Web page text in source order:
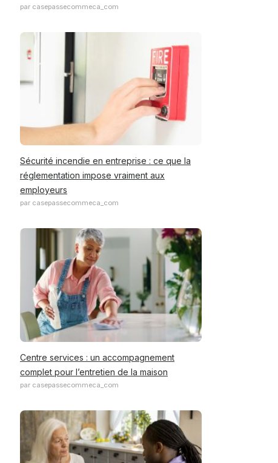
par casepassecommeca_com
Sécurité incendie en entreprise : ce que la
réglementation impose vraiment aux
employeurs
par casepassecommeca_com
Centre services : un accompagnement
complet pour l’entretien de la maison
par casepassecommeca_com